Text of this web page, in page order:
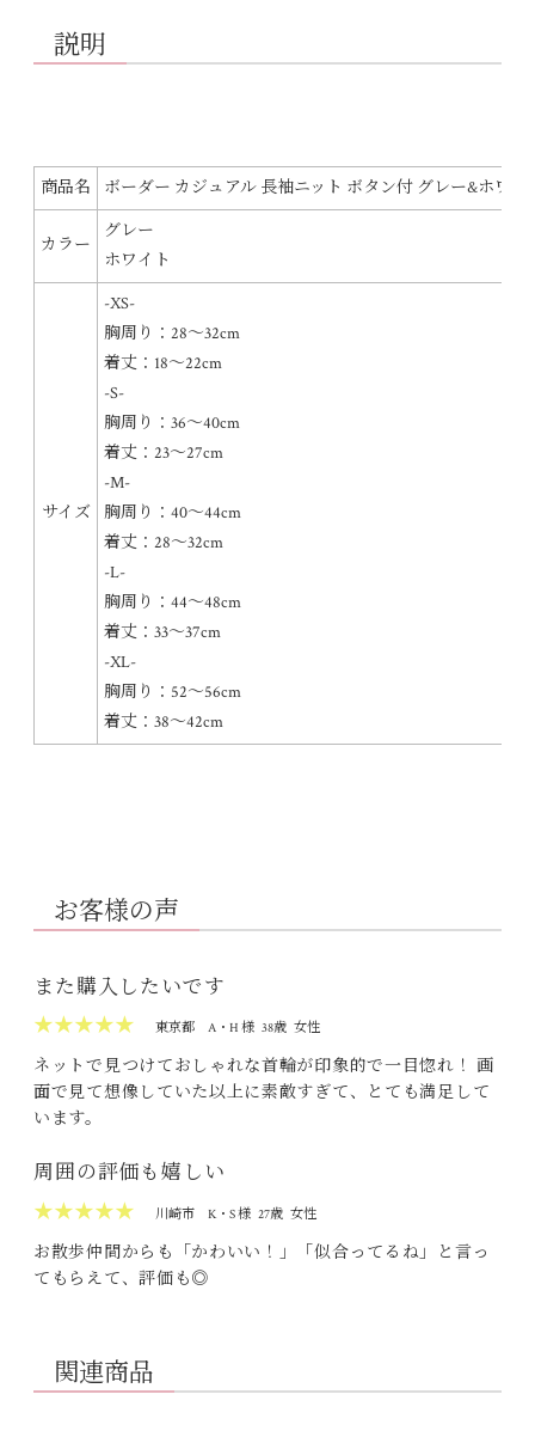
説明
商品名 ボーダー カジュアル 長袖ニット ボタン付 グレー&ホワイ
カラー
グレー
ホワイト
サイズ
-XS-
胸周り：28〜32cm
着丈：18〜22cm
-S-
胸周り：36〜40cm
着丈：23〜27cm
-M-
胸周り：40〜44cm
着丈：28〜32cm
-L-
胸周り：44〜48cm
着丈：33〜37cm
-XL-
胸周り：52〜56cm
着丈：38〜42cm
お客様の声
また購入したいです
★★★★★
東京都 A・H 様 38歳 女性
ネットで見つけておしゃれな首輪が印象的で一目惚れ！ 画
面で見て想像していた以上に素敵すぎて、とても満足して
います。
周囲の評価も嬉しい
★★★★★
川崎市 K・S 様 27歳 女性
お散歩仲間からも「かわいい！」「似合ってるね」と言っ
てもらえて、評価も◎
関連商品